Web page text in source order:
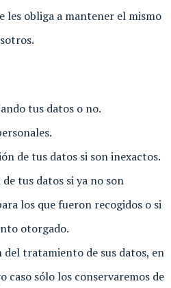
les obliga a mantener el mismo
tus datos o no.
de tus datos si son inexactos.
tus datos si ya no son
los que fueron recogidos o si
otorgado.
tratamiento de sus datos, en
caso sólo los conservaremos de